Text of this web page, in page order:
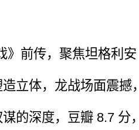
》前传，聚焦坦格利安
立体，龙战场面震撼，
的深度，豆瓣 8.7 分，